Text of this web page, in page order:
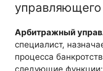
управляющего
Арбитражный
специалист,
процесса